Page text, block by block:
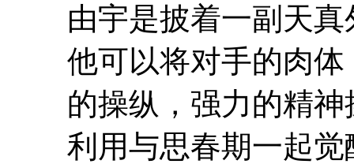
由宇是披着一副天
他可以将对手的肉
的操纵，强力的精
利用与思春期一起